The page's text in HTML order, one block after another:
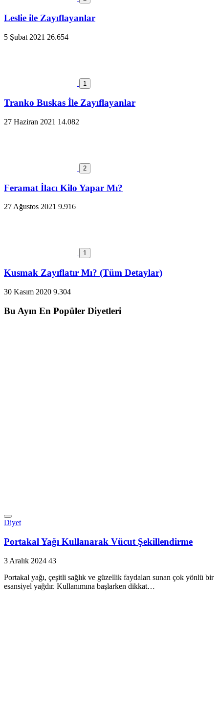
Leslie ile Zayıflayanlar
5 Şubat 2021 26.654
1
Tranko Buskas İle Zayıflayanlar
27 Haziran 2021 14.082
2
Feramat İlacı Kilo Yapar Mı?
27 Ağustos 2021 9.916
1
Kusmak Zayıflatır Mı? (Tüm Detaylar)
30 Kasım 2020 9.304
Bu Ayın En Popüler Diyetleri
Diyet
Portakal Yağı Kullanarak Vücut Şekillendirme
3 Aralık 2024 43
Portakal yağı, çeşitli sağlık ve güzellik faydaları sunan çok yönlü bir
esansiyel yağdır. Kullanımına başlarken dikkat…